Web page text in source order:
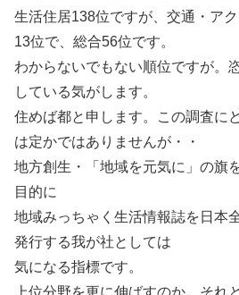
生活住居138位ですが、交通・ア
13位で、総合56位です。
わからないでもない順位ですが。
している気がします。
住めば都と申します。この調査に
は定かではありませんが・・
地方創生・「地域を元気に」の旗
目的に
地域みっちゃく生活情報誌を日本
発行する我が社としては
気になる指標です。
上位分野を更に伸ばすのか、それ